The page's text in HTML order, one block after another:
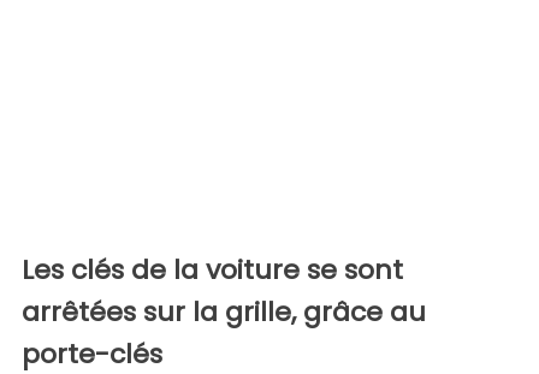
Les clés de la voiture se sont
arrêtées sur la grille, grâce au
porte-clés